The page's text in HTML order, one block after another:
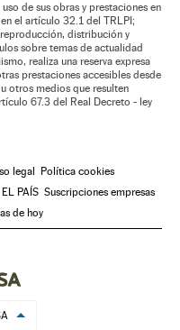
de sus obras y prestaciones en
el artículo 32.1 del TRLPI;
distribución y
sobre temas de actualidad
realiza una reserva expresa
prestaciones accesibles desde
otros medios que resulten
67.3 del Real Decreto - ley
legal
Política cookies
PAÍS Suscripciones empresas
de hoy